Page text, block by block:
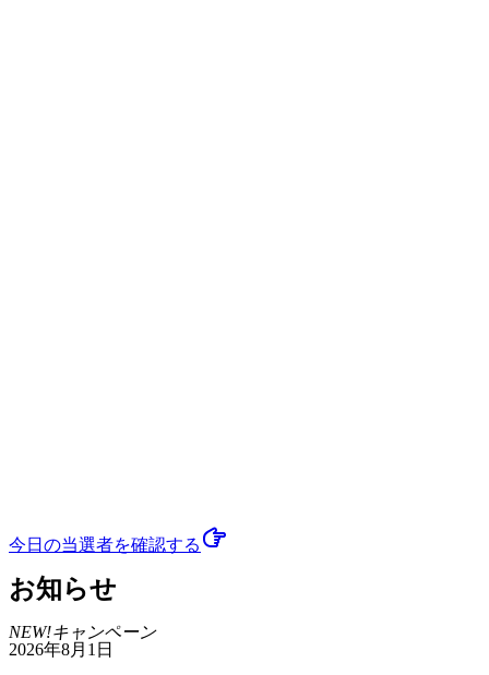
今日の当選者を確認する
お知らせ
NEW!キャンペーン
2026年8月1日